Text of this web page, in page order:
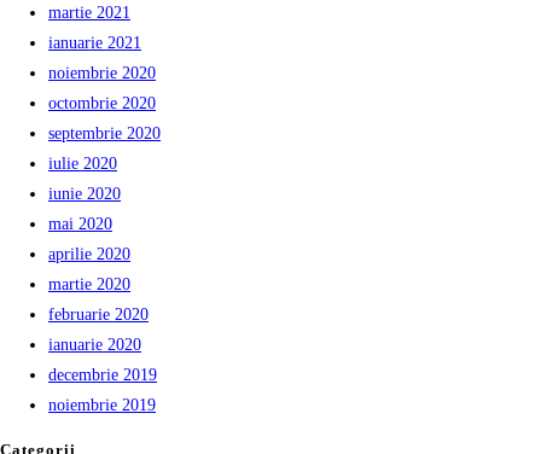
martie 2021
ianuarie 2021
noiembrie 2020
octombrie 2020
septembrie 2020
iulie 2020
iunie 2020
mai 2020
aprilie 2020
martie 2020
februarie 2020
ianuarie 2020
decembrie 2019
noiembrie 2019
Categorii